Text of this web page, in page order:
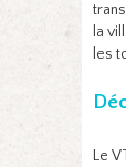
la
les
Le